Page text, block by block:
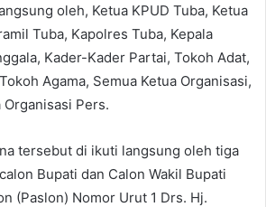
oleh, Ketua KPUD Tuba, Ketua
Tuba, Kapolres Tuba, Kepala
Kader-Kader Partai, Tokoh Adat,
Agama, Semua Ketua Organisasi,
Organisasi Pers.
tersebut di ikuti langsung oleh tiga
Bupati dan Calon Wakil Bupati
(Paslon) Nomor Urut 1 Drs. Hj.